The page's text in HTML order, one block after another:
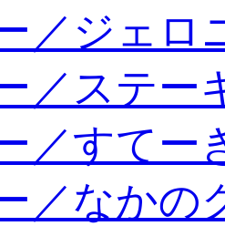
／ジェロ
／ステー
／すてー
／なかの